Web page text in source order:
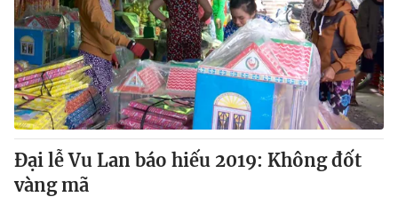
Đại lễ Vu Lan báo hiếu 2019: Không đốt
vàng mã